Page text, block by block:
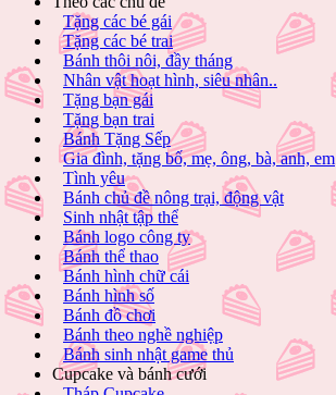
Tặng các bé gái
Tặng các bé trai
Bánh thôi nôi, đầy tháng
Nhân vật hoạt hình, siêu nhân..
Tặng bạn gái
Tặng bạn trai
Bánh Tặng Sếp
Gia đình, tặng bố, mẹ, ông, bà, anh, em
Tình yêu
Bánh chủ đề nông trại, động vật
Sinh nhật tập thể
Bánh logo công ty
Bánh thể thao
Bánh hình chữ cái
Bánh hình số
Bánh đồ chơi
Bánh theo nghề nghiệp
Bánh sinh nhật game thủ
Cupcake và bánh cưới